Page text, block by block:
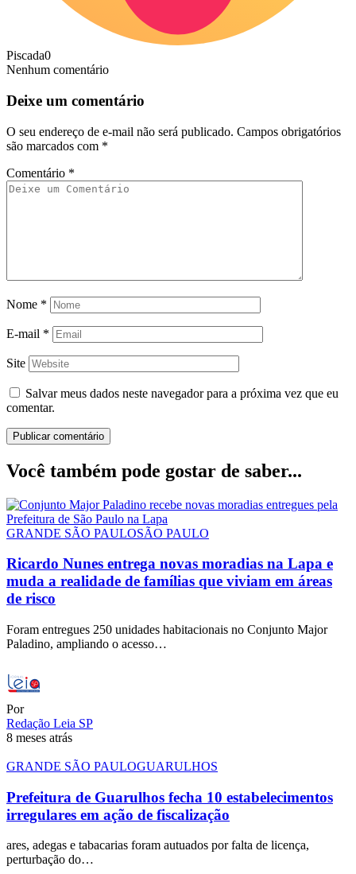
Piscada0
Nenhum comentário
Deixe um comentário
O seu endereço de e-mail não será publicado. Campos obrigatórios
são marcados com *
Comentário *
Nome *
E-mail *
Site
Salvar meus dados neste navegador para a próxima vez que eu
comentar.
Você também pode gostar de saber...
GRANDE SÃO PAULOSÃO PAULO
Ricardo Nunes entrega novas moradias na Lapa e
muda a realidade de famílias que viviam em áreas
de risco
Foram entregues 250 unidades habitacionais no Conjunto Major
Paladino, ampliando o acesso…
Por
Redação Leia SP
8 meses atrás
GRANDE SÃO PAULOGUARULHOS
Prefeitura de Guarulhos fecha 10 estabelecimentos
irregulares em ação de fiscalização
ares, adegas e tabacarias foram autuados por falta de licença,
perturbação do…